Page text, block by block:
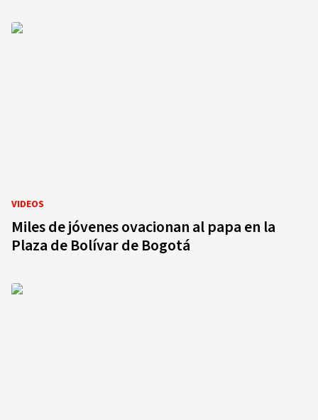
VIDEOS
Miles de jóvenes ovacionan al papa en la
Plaza de Bolívar de Bogotá